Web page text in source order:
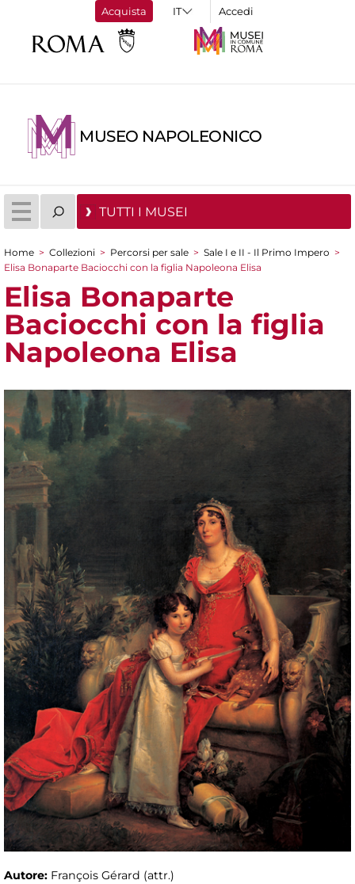
Acquista Accedi
MUSEO NAPOLEONICO
TUTTI I MUSEI
Tu sei qui
Home > Collezioni > Percorsi per sale > Sale I e II - Il Primo Impero >
Elisa Bonaparte Baciocchi con la figlia Napoleona Elisa
Elisa Bonaparte
Baciocchi con la figlia
Napoleona Elisa
Autore: François Gérard (attr.)